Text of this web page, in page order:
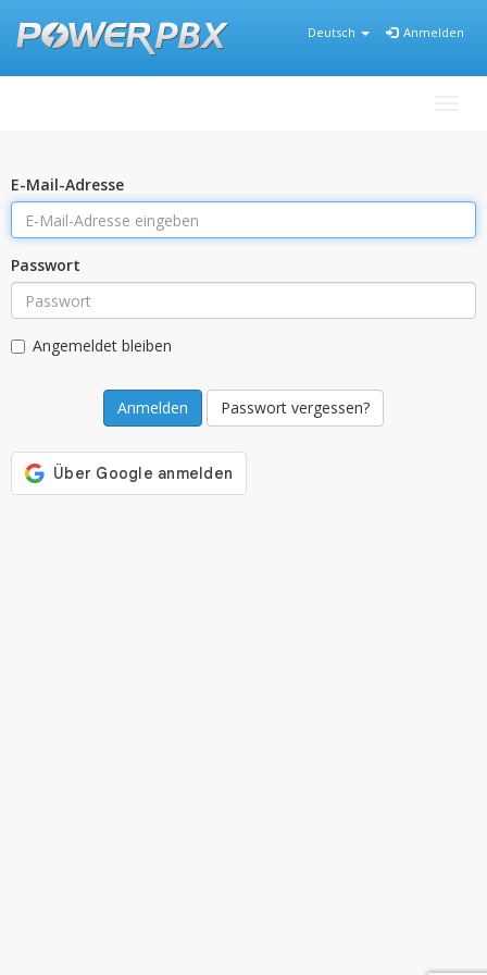
Deutsch Anmelden
E-Mail-Adresse
Passwort
Angemeldet bleiben
Passwort vergessen?